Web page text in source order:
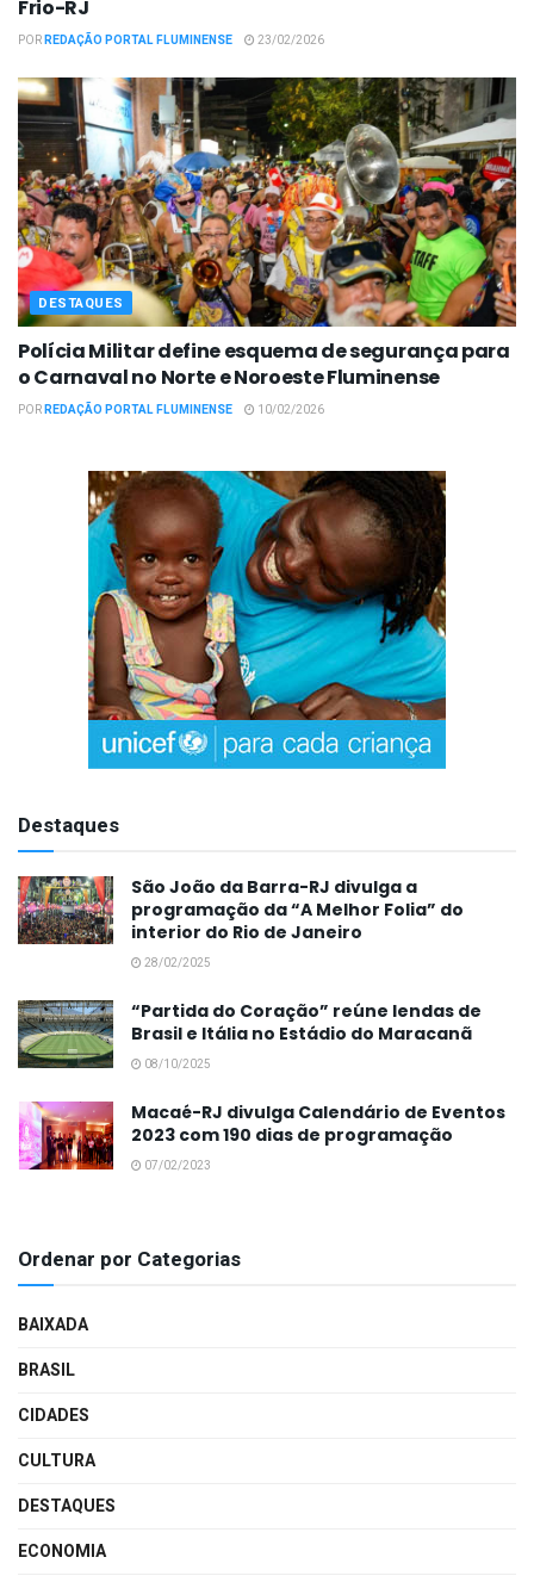
Frio-RJ
PORREDAÇÃO PORTAL FLUMINENSE 23/02/2026
DESTAQUES
Polícia Militar define esquema de segurança para
o Carnaval no Norte e Noroeste Fluminense
PORREDAÇÃO PORTAL FLUMINENSE 10/02/2026
Destaques
São João da Barra-RJ divulga a
programação da “A Melhor Folia” do
interior do Rio de Janeiro
28/02/2025
“Partida do Coração” reúne lendas de
Brasil e Itália no Estádio do Maracanã
08/10/2025
Macaé-RJ divulga Calendário de Eventos
2023 com 190 dias de programação
07/02/2023
Ordenar por Categorias
BAIXADA
BRASIL
CIDADES
CULTURA
DESTAQUES
ECONOMIA